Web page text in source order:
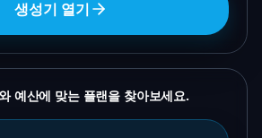
생성기 열기
예산에 맞는 플랜을 찾아보세요.